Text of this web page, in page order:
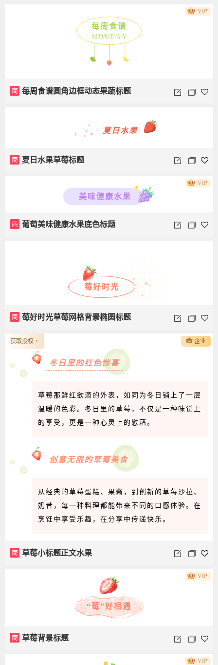
每周食谱
M/O/N/D/A/Y
商 每周食谱圆角边框动态果蔬标题
VIP
夏日水果
商 夏日水果草莓标题
美味健康水果
商 葡萄美味健康水果底色标题
VIP
莓好时光
商 莓好时光草莓网格背景椭圆标题
冬日里的红色惊喜
草莓那鲜红欲滴的外表，如同为冬日铺上了一层
温暖的色彩。冬日里的草莓，不仅是一种味觉上
的享受，更是一种心灵上的慰藉。
创意无限的草莓美食
从经典的草莓蛋糕、果酱，到创新的草莓沙拉、
奶昔，每一种料理都能带来不同的口感体验。在
烹饪中享受乐趣，在分享中传递快乐。
商 草莓小标题正文水果
获取授权 > 企业
“莓”好相遇
商 草莓背景标题
VIP
VIP